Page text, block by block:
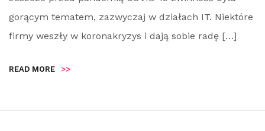
gorącym tematem, zazwyczaj w działach IT. Niektóre
firmy weszły w koronakryzys i dają sobie radę […]
READ MORE >>